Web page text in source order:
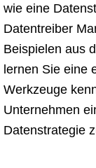
wie eine
Datentreiber
Beispielen aus
lernen Sie eine
Werkzeuge
Unternehmen
Datenstrategie